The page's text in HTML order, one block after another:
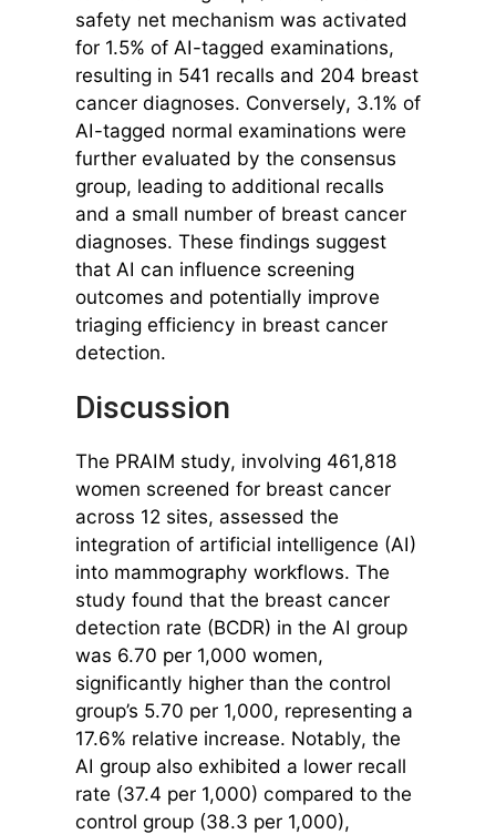
safety net mechanism was activated
for 1.5% of AI-tagged examinations,
resulting in 541 recalls and 204 breast
cancer diagnoses. Conversely, 3.1% of
AI-tagged normal examinations were
further evaluated by the consensus
group, leading to additional recalls
and a small number of breast cancer
diagnoses. These findings suggest
that AI can influence screening
outcomes and potentially improve
triaging efficiency in breast cancer
detection.
Discussion
The PRAIM study, involving 461,818
women screened for breast cancer
across 12 sites, assessed the
integration of artificial intelligence (AI)
into mammography workflows. The
study found that the breast cancer
detection rate (BCDR) in the AI group
was 6.70 per 1,000 women,
significantly higher than the control
group’s 5.70 per 1,000, representing a
17.6% relative increase. Notably, the
AI group also exhibited a lower recall
rate (37.4 per 1,000) compared to the
control group (38.3 per 1,000),